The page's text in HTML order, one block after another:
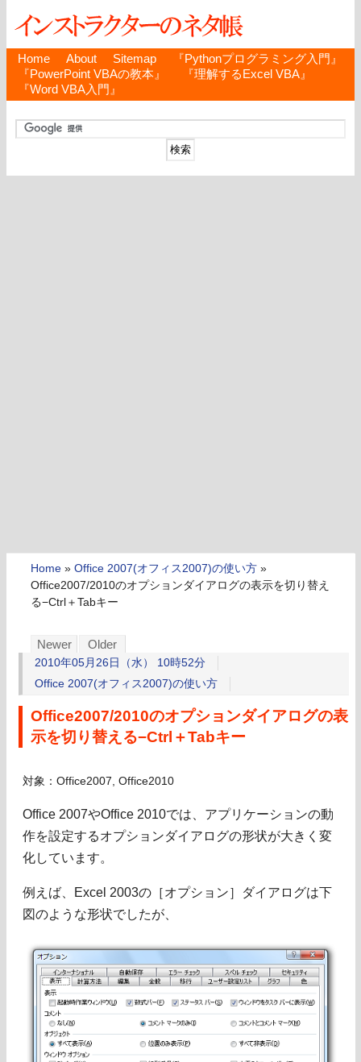
Home About Sitemap
『Pythonプログラミング入門』
『PowerPoint VBAの教本』
『理解するExcel VBA』
『Word VBA入門』
Home » Office 2007(オフィス2007)の使い方 »
Office2007/2010のオプションダイアログの表示を切り替え
る−Ctrl＋Tabキー
Newer Older
2010年05月26日（水） 10時52分
Office 2007(オフィス2007)の使い方
Office2007/2010のオプションダイアログの表
示を切り替える−Ctrl＋Tabキー
対象：Office2007, Office2010
Office 2007やOffice 2010では、アプリケーションの動
作を設定するオプションダイアログの形状が大きく変
化しています。
例えば、Excel 2003の［オプション］ダイアログは下
図のような形状でしたが、